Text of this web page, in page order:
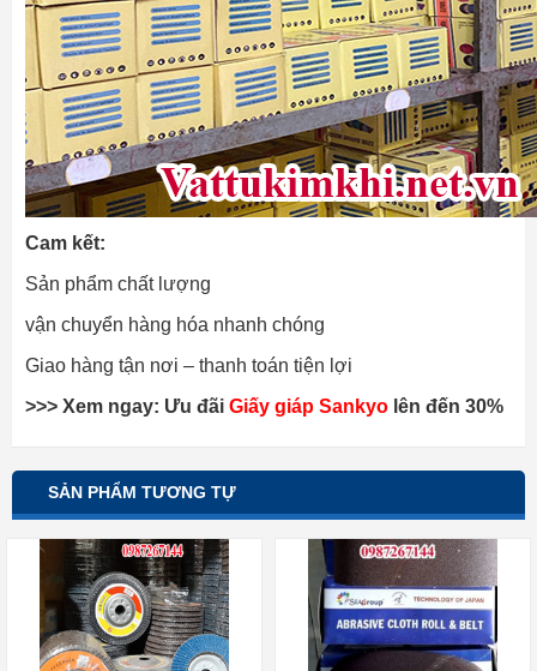
Cam kết:
Sản phẩm chất lượng
vận chuyển hàng hóa nhanh chóng
Giao hàng tận nơi – thanh toán tiện lợi
>>> Xem ngay: Ưu đãi Giấy giáp Sankyo lên đến 30%
SẢN PHẨM TƯƠNG TỰ